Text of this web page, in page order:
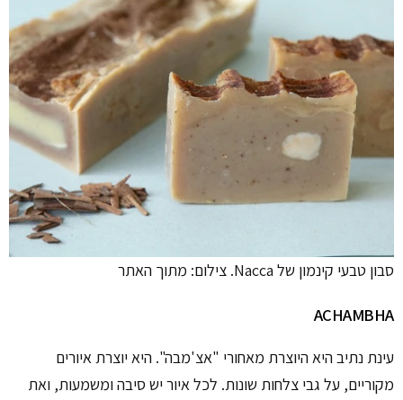
סבון טבעי קינמון של Nacca. צילום: מתוך האתר
ACHAMBHA
עינת נתיב היא היוצרת מאחורי "אצ'מבה". היא יוצרת איורים
מקוריים, על גבי צלחות שונות. לכל איור יש סיבה ומשמעות, ואת